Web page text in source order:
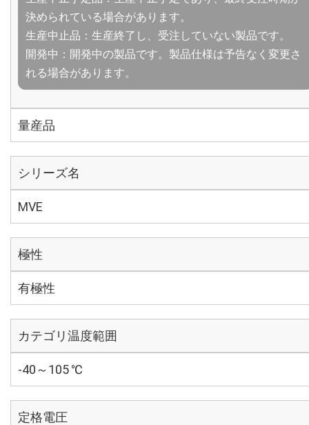
決められている場合があります。
生産中止品：生産終了し、受注していない製品です。
開発中：開発中の製品です。製品仕様は予告なく変更さ
れる場合があります。
量産品
シリーズ名
MVE
極性
有極性
カテゴリ温度範囲
-40～105 ℃
定格電圧